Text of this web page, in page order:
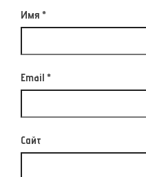
Имя *
Email *
Сайт